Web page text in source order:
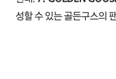
성할 수 있는 골든구스의